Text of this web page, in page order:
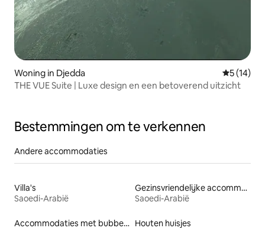
Woning in Djedda
5 (14)
THE VUE Suite | Luxe design en een betoverend uitzicht
Bestemmingen om te verkennen
Andere accommodaties
Villa's
Saoedi-Arabië
Gezinsvriendelijke accommodaties
Saoedi-Arabië
Accommodaties met bubbelbad Houten huisjes